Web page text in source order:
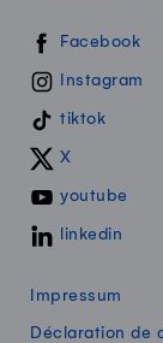
Swissmilk sur
Facebook
Instagram
tiktok
X
youtube
linkedin
Impressum
Déclaration de